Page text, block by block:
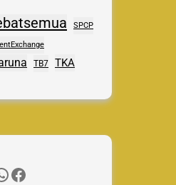
SPCP
TB7 TKA
Facebook